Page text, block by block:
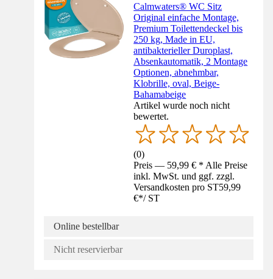
Calmwaters® WC Sitz
Original einfache Montage,
Premium Toilettendeckel bis
250 kg, Made in EU,
antibakterieller Duroplast,
Absenkautomatik, 2 Montage
Optionen, abnehmbar,
Klobrille, oval, Beige-
Bahamabeige
Artikel wurde noch nicht
bewertet.
(0)
Preis — 59,99 € * Alle Preise
inkl. MwSt. und ggf. zzgl.
Versandkosten pro ST59,99
€*/ ST
Online bestellbar
Nicht reservierbar